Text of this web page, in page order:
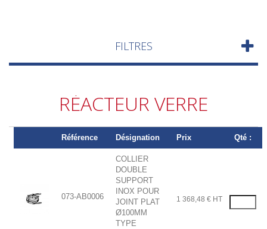
FILTRES
RÉACTEUR VERRE
Référence Désignation Prix Qté :
073-AB0006
COLLIER
DOUBLE
SUPPORT
INOX POUR
JOINT PLAT
Ø100MM
TYPE
1 368,48 € HT